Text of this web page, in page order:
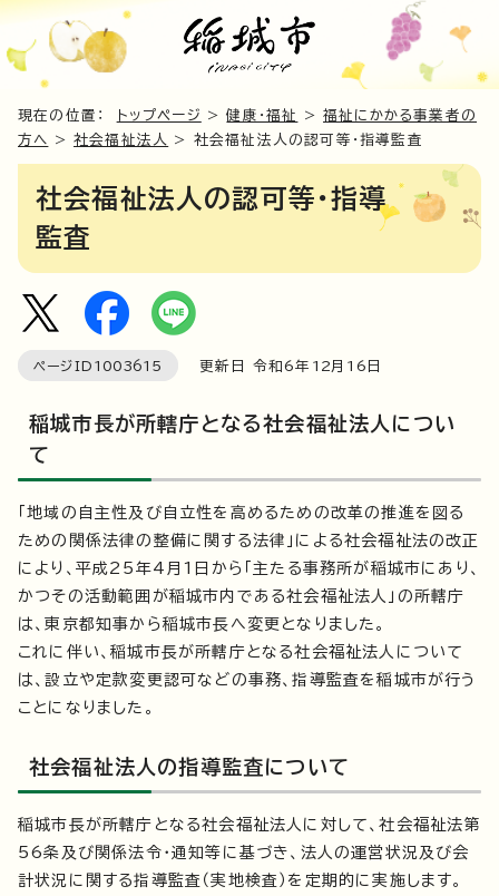
現在の位置： トップページ >健康・福祉 >福祉にかかる事業者の
方へ
>社会福祉法人 > 社会福祉法人の認可等・指導監査
社会福祉法人の認可等・指導
監査
ページID 1003615 更新日 令和6年 12月 16 日
稲城市長が所轄庁となる社会福祉法人につい
て
「地域の自主性及び自立性を高めるための改革の推進を図る
ための関係法律の整備に関する法律」による社会福祉法の改正
により、平成25年4月1日から「主たる事務所が稲城市にあり、
かつその活動範囲が稲城市内である社会福祉法人」の所轄庁
は、東京都知事から稲城市長へ変更となりました。
これに伴い、稲城市長が所轄庁となる社会福祉法人について
は、設立や定款変更認可などの事務、指導監査を稲城市が行う
ことになりました。
社会福祉法人の指導監査について
稲城市長が所轄庁となる社会福祉法人に対して、社会福祉法第
56条及び関係法令・通知等に基づき、法人の運営状況及び会
計状況に関する指導監査（実地検査）を定期的に実施します。